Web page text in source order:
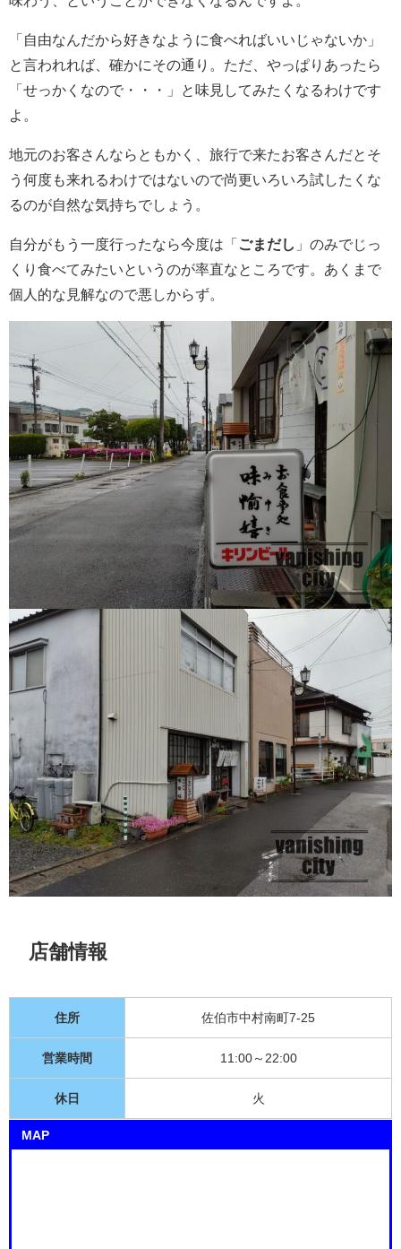
「自由なんだから好きなように食べればいいじゃないか」
と言われれば、確かにその通り。ただ、やっぱりあったら
「せっかくなので・・・」と味見してみたくなるわけです
よ。
地元のお客さんならともかく、旅行で来たお客さんだとそ
う何度も来れるわけではないので尚更いろいろ試したくな
るのが自然な気持ちでしょう。
自分がもう一度行ったなら今度は「 ごまだし 」のみでじっ
くり食べてみたいというのが率直なところです。あくまで
個人的な見解なので悪しからず。
店舗情報
住所 佐伯市中村南町7-25
営業時間 11:00～22:00
休日 火
MAP